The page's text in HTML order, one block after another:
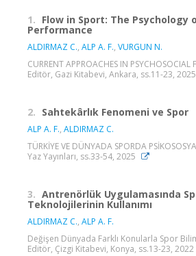
1. Flow in Sport: The Psychology
Performance
ALDIRMAZ C., ALP A. F., VURGUN N.
CURRENT APPROACHES IN PSYCHOSOCIAL
Editör, Gazi Kitabevi, Ankara, ss.11-23, 2025
2. Sahtekârlık Fenomeni ve Spor
ALP A. F., ALDIRMAZ C.
TÜRKİYE VE DÜNYADA SPORDA
Yaz Yayınları, ss.33-54, 2025
3. Antrenörlük Uygulamasında
Teknolojilerinin Kullanımı
ALDIRMAZ C., ALP A. F.
Değişen Dünyada Farklı Konularla Spor
Editör, Çizgi Kitabevi, Konya, ss.13-23, 2022